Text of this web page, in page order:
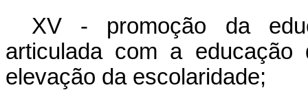
XV - promoção da
articulada com a
elevação da escolaridade;